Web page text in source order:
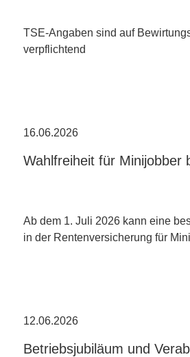
TSE-Angaben sind auf
verpflichtend
16.06.2026
Wahlfreiheit für Minijobber
Ab dem 1. Juli 2026 kann eine
in der Rentenversicherung für
12.06.2026
Betriebsjubiläum und